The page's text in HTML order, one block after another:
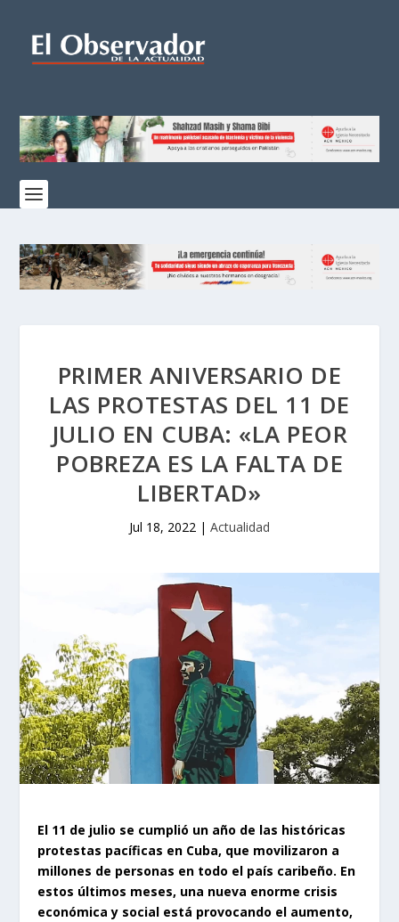
PRIMER ANIVERSARIO DE
LAS PROTESTAS DEL 11 DE
JULIO EN CUBA: «LA PEOR
POBREZA ES LA FALTA DE
LIBERTAD»
Jul 18, 2022 | Actualidad
El 11 de julio se cumplió un año de las históricas
protestas pacíficas en Cuba, que movilizaron a
millones de personas en todo el país caribeño. En
estos últimos meses, una nueva enorme crisis
económica y social está provocando el aumento,